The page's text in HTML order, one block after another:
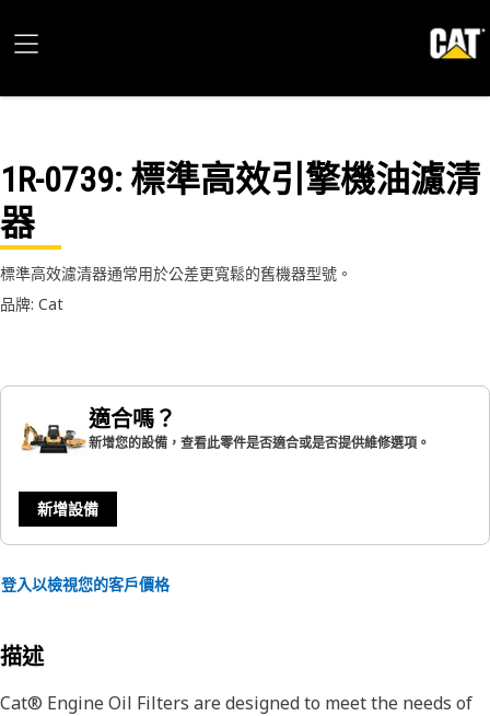
1R-0739: 標準高效引擎機油濾清
器
標準高效濾清器通常用於公差更寬鬆的舊機器型號。
品牌: Cat
適合嗎？
新增您的設備，查看此零件是否適合或是否提供維修選項。
新增設備
登入以檢視您的客戶價格
描述
Cat® Engine Oil Filters are designed to meet the needs of